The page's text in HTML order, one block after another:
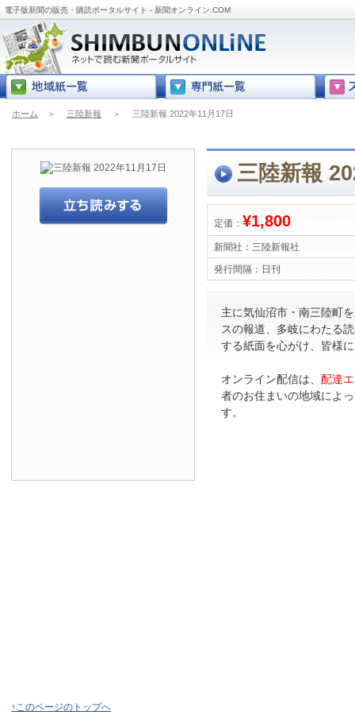
電子版新聞の販売・購読ポータルサイト - 新聞オンライン.COM
ホーム ＞ 三陸新報 ＞ 三陸新報 2022年11月17日
三陸新報
定価： ¥1,800
新聞社： 三陸新報社
発行間隔： 日刊
主に気仙沼市・南三陸町
スの報道、多岐にわたる
する紙面を心がけ、皆様
オンライン配信は、 配達
者のお住まいの地域によ
す。
↑このページのトップへ